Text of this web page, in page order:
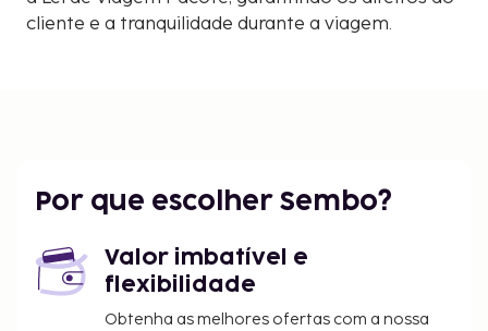
cliente e a tranquilidade durante a viagem.
Por que escolher Sembo?
Valor imbatível e
flexibilidade
Obtenha as melhores ofertas com a nossa